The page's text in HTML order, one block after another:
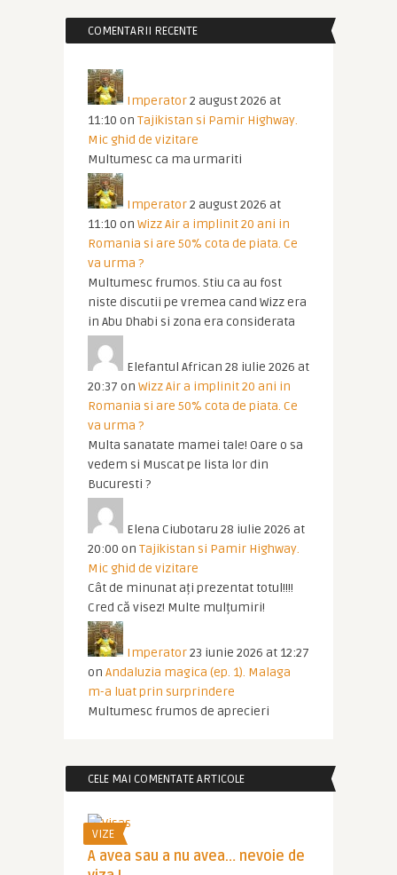
COMENTARII RECENTE
Imperator2 august 2026 at
11:10 on Tajikistan si Pamir Highway.
Mic ghid de vizitare
Multumesc ca ma urmariti
Imperator2 august 2026 at
11:10 on Wizz Air a implinit 20 ani in
Romania si are 50% cota de piata. Ce
va urma ?
Multumesc frumos. Stiu ca au fost
niste discutii pe vremea cand Wizz era
in Abu Dhabi si zona era considerata
Elefantul African 28 iulie 2026 at
20:37 on Wizz Air a implinit 20 ani in
Romania si are 50% cota de piata. Ce
va urma ?
Multa sanatate mamei tale! Oare o sa
vedem si Muscat pe lista lor din
Bucuresti ?
Elena Ciubotaru 28 iulie 2026 at
20:00 on Tajikistan si Pamir Highway.
Mic ghid de vizitare
Cât de minunat ați prezentat totul!!!!
Cred că visez! Multe mulțumiri!
Imperator23 iunie 2026 at 12:27
on Andaluzia magica (ep. 1). Malaga
m-a luat prin surprindere
Multumesc frumos de aprecieri
CELE MAI COMENTATE ARTICOLE
VIZE
A avea sau a nu avea… nevoie de